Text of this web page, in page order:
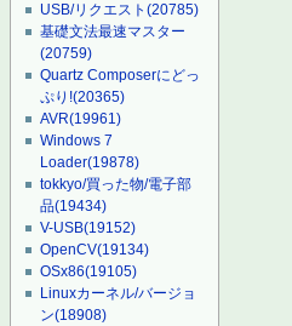
USB/リクエスト(20785)
基礎文法最速マスター
(20759)
Quartz Composerにどっ
ぷり!(20365)
AVR(19961)
Windows 7
Loader(19878)
tokkyo/買った物/電子部
品(19434)
V-USB(19152)
OpenCV(19134)
OSx86(19105)
Linuxカーネル/バージョ
ン(18908)